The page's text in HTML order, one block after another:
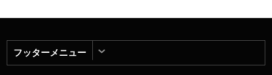
フッターメニュー